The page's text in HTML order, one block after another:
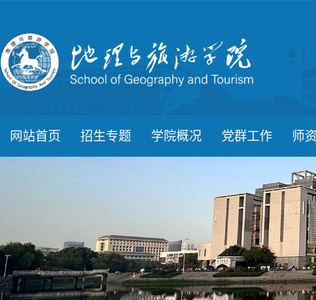
网站首页 招生专题 学院概况 党群工作 师